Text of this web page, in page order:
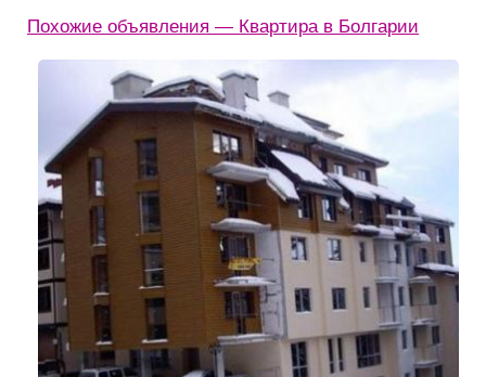
Похожие объявления — Квартира в Болгарии